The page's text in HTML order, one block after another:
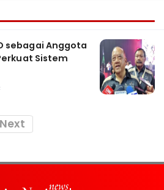
sebagai Anggota
Sistem
Next